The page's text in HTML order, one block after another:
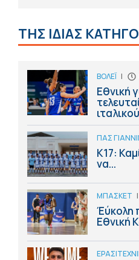
ΤΗΣ ΙΔΙΑΣ
ΒΟΛΕΪ |
Εθνική
ΠΑΣ
Κ17:
να...
ΜΠΑΣΚΕΤ |
Έύκολη
Εθνική